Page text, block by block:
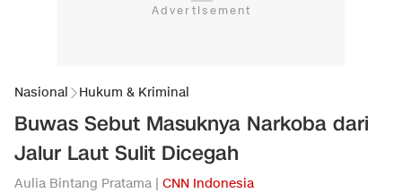
Nasional Hukum & Kriminal
Buwas Sebut Masuknya Narkoba dari
Jalur Laut Sulit Dicegah
Aulia Bintang Pratama | CNN Indonesia